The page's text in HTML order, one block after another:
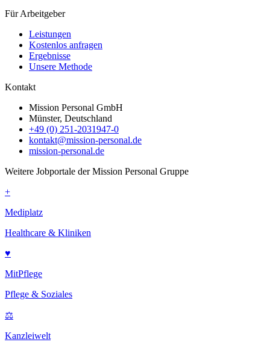
Für Arbeitgeber
Leistungen
Kostenlos anfragen
Ergebnisse
Unsere Methode
Kontakt
Mission Personal GmbH
Münster, Deutschland
+49 (0) 251-2031947-0
kontakt@mission-personal.de
mission-personal.de
Weitere Jobportale der Mission Personal Gruppe
+
Mediplatz
Healthcare & Kliniken
♥
MitPflege
Pflege & Soziales
⚖
Kanzleiwelt